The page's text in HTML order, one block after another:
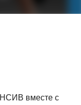
вместе с